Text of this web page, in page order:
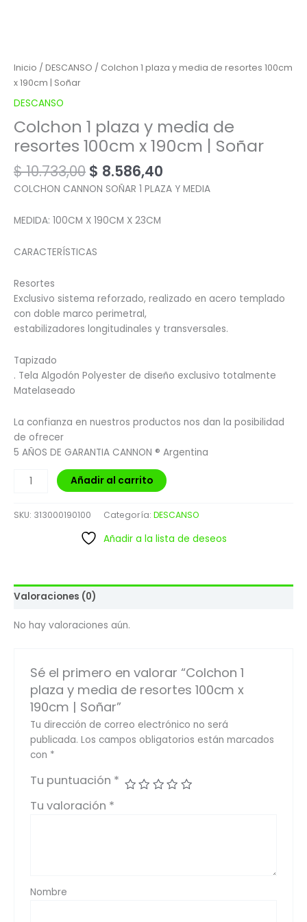
Inicio / DESCANSO / Colchon 1 plaza y media de resortes 100cm
x 190cm | Soñar
DESCANSO
Colchon 1 plaza y media de
resortes 100cm x 190cm | Soñar
$10.733,00 $ 8.586,40
COLCHON CANNON SOÑAR 1 PLAZA Y MEDIA
MEDIDA: 100CM X 190CM X 23CM
CARACTERÍSTICAS
Resortes
Exclusivo sistema reforzado, realizado en acero templado
con doble marco perimetral,
estabilizadores longitudinales y transversales.
Tapizado
. Tela Algodón Polyester de diseño exclusivo totalmente
Matelaseado
La confianza en nuestros productos nos dan la posibilidad
de ofrecer
5 AÑOS DE GARANTIA CANNON ® Argentina
Añadir al carrito
SKU: 313000190100 Categoría: DESCANSO
Añadir a la lista de deseos
Valoraciones (0)
No hay valoraciones aún.
Sé el primero en valorar “Colchon 1
plaza y media de resortes 100cm x
190cm | Soñar”
Tu dirección de correo electrónico no será
publicada. Los campos obligatorios están marcados
con *
Tu puntuación *
Tu valoración *
Nombre